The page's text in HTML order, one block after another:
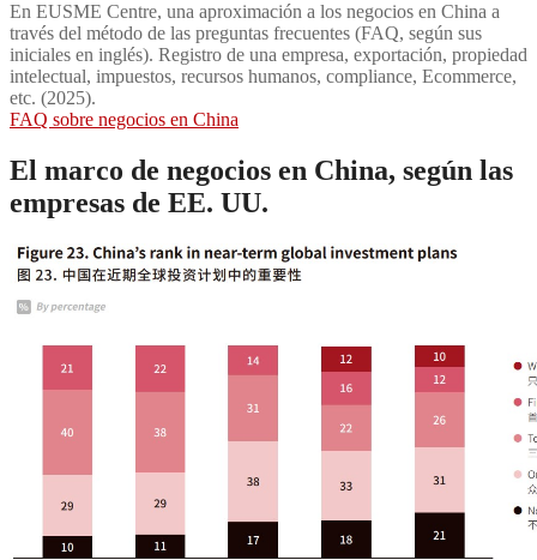
En EUSME Centre, una aproximación a los negocios en China a
través del método de las preguntas frecuentes (FAQ, según sus
iniciales en inglés). Registro de una empresa, exportación, propiedad
intelectual, impuestos, recursos humanos, compliance, Ecommerce,
etc. (2025).
FAQ sobre negocios en China
El marco de negocios en China, según las
empresas de EE. UU.